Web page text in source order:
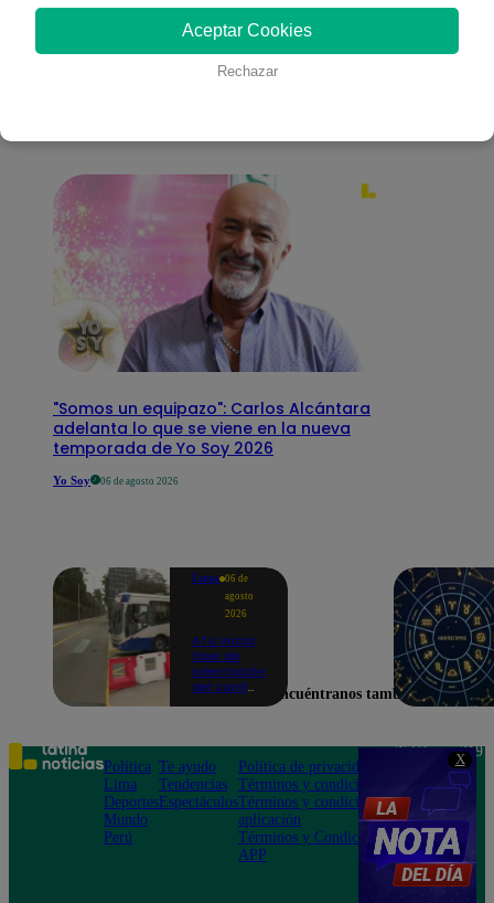
X
También te puede
"Somos un equipazo": Carlos Alcántara
adelanta lo que se viene en la nueva
temporada de Yo Soy 2026
Yo Soy 06 de agosto 2026
Lima 06 de
agosto
2026
ATU inicia
fase de
orientación
del carril
Azul en la
av.
Arequipa |
VIDEO
Aceptar Cookies
Rechazar
Encuéntranos también en
Política
Lima
Deportes
Mundo
Perú
Te ayudo
Tendencias
Espectáculos
Política de privacidad
Términos y condiciones
Términos y condiciones
aplicación
Términos y Condiciones
APP
Teléfono: 219
Av. San
Felipe 968
Jesús María